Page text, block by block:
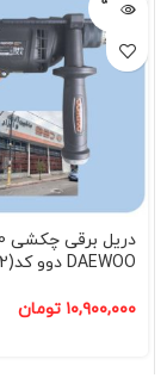
شده
DAEWOO دوو کد(2)
۱۰,۹۰۰,۰۰۰ تومان